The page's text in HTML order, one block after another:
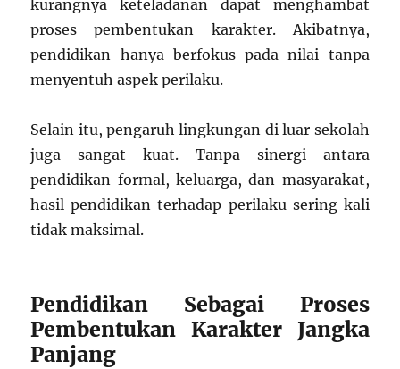
kurangnya keteladanan dapat menghambat
proses pembentukan karakter. Akibatnya,
pendidikan hanya berfokus pada nilai tanpa
menyentuh aspek perilaku.
Selain itu, pengaruh lingkungan di luar sekolah
juga sangat kuat. Tanpa sinergi antara
pendidikan formal, keluarga, dan masyarakat,
hasil pendidikan terhadap perilaku sering kali
tidak maksimal.
Pendidikan Sebagai Proses
Pembentukan Karakter Jangka
Panjang